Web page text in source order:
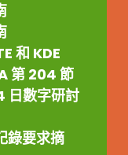
和 KDE
第 204 節
日數字研討
錄要求摘